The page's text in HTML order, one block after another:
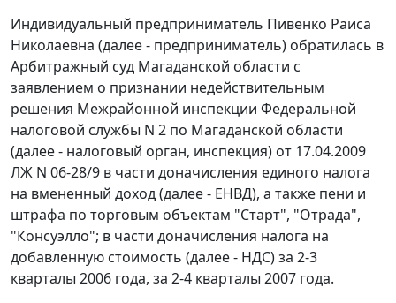
Индивидуальный предприниматель Пивенко Раиса
Николаевна (далее - предприниматель) обратилась в
Арбитражный суд Магаданской области с
заявлением о признании недействительным
решения Межрайонной инспекции Федеральной
налоговой службы N 2 по Магаданской области
(далее - налоговый орган, инспекция) от 17.04.2009
ЛЖ N 06-28/9 в части доначисления единого налога
на вмененный доход (далее - ЕНВД), а также пени и
штрафа по торговым объектам "Старт", "Отрада",
"Консуэлло"; в части доначисления налога на
добавленную стоимость (далее - НДС) за 2-3
кварталы 2006 года, за 2-4 кварталы 2007 года.